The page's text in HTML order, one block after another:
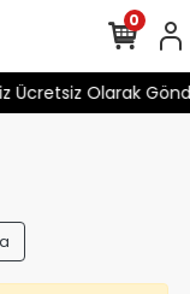
Ücretsiz Olarak
0